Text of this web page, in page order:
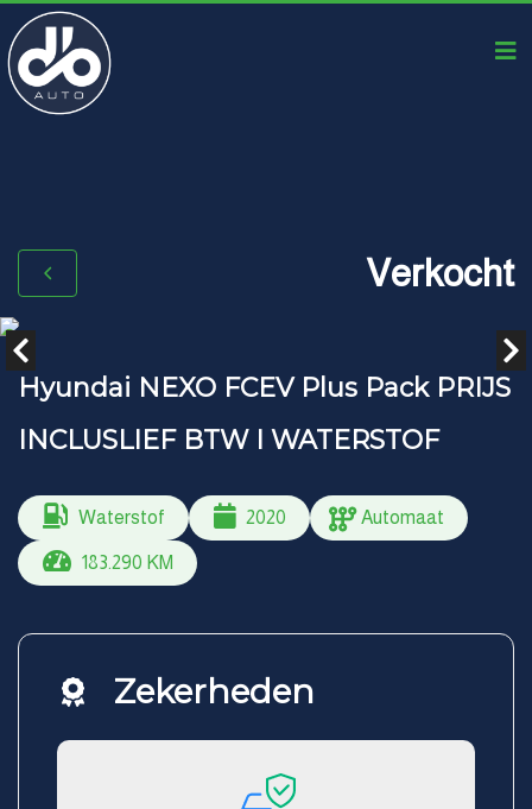
Verkocht
Hyundai NEXO FCEV Plus Pack PRIJS
INCLUSLIEF BTW I WATERSTOF
Waterstof 2020 Automaat
183.290 KM
Zekerheden